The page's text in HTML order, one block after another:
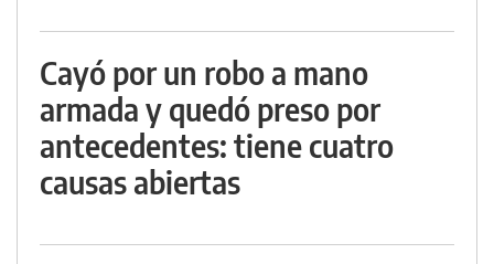
Cayó por un robo a mano
armada y quedó preso por
antecedentes: tiene cuatro
causas abiertas